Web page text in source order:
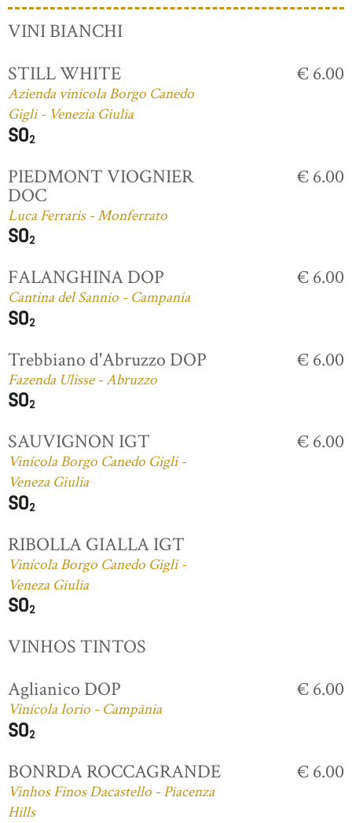
VINI BIANCHI
STILL WHITE
Azienda vinicola Borgo Canedo
Gigli - Venezia Giulia
€ 6.00
PIEDMONT VIOGNIER
DOC
Luca Ferraris - Monferrato
€ 6.00
FALANGHINA DOP
Cantina del Sannio - Campania
€ 6.00
Trebbiano d'Abruzzo DOP
Fazenda Ulisse - Abruzzo
€ 6.00
SAUVIGNON IGT
Vinícola Borgo Canedo Gigli -
Veneza Giulia
€ 6.00
RIBOLLA GIALLA IGT
Vinícola Borgo Canedo Gigli -
Veneza Giulia
VINHOS TINTOS
Aglianico DOP
Vinícola Iorio - Campânia
€ 6.00
BONRDA ROCCAGRANDE
Vinhos Finos Dacastello - Piacenza
Hills
€ 6.00